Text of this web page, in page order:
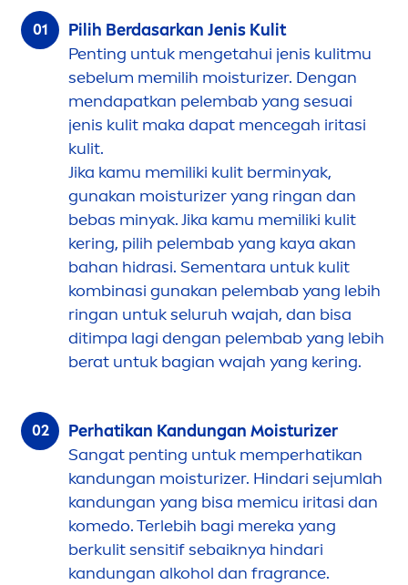
Pilih Berdasarkan Jenis Kulit
Penting untuk mengetahui jenis kulitmu
sebelum memilih moisturizer. Dengan
mendapatkan pelembab yang sesuai
jenis kulit maka dapat mencegah iritasi
kulit.
Jika kamu memiliki kulit berminyak,
gunakan moisturizer yang ringan dan
bebas minyak. Jika kamu memiliki kulit
kering, pilih pelembab yang kaya akan
bahan hidrasi. Sementara untuk kulit
kombinasi gunakan pelembab yang lebih
ringan untuk seluruh wajah, dan bisa
ditimpa lagi dengan pelembab yang lebih
berat untuk bagian wajah yang kering.
Perhatikan Kandungan Moisturizer
Sangat penting untuk memperhatikan
kandungan moisturizer. Hindari sejumlah
kandungan yang bisa memicu iritasi dan
komedo. Terlebih bagi mereka yang
berkulit sensitif sebaiknya hindari
kandungan alkohol dan fragrance.